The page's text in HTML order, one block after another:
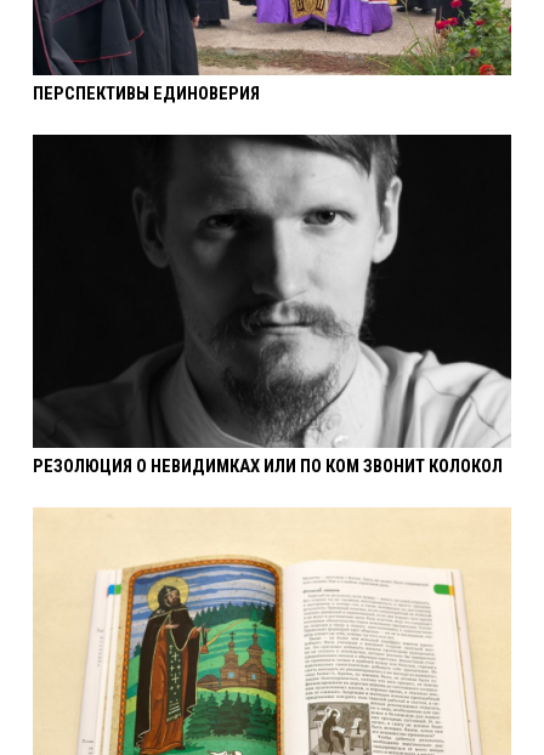
ПЕРСПЕКТИВЫ ЕДИНОВЕРИЯ
РЕЗОЛЮЦИЯ О НЕВИДИМКАХ ИЛИ ПО КОМ ЗВОНИТ КОЛОКОЛ